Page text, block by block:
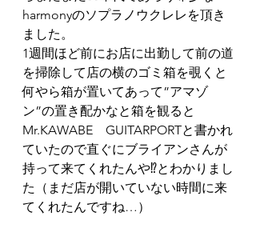
harmonyのソプラノウクレレを頂き
ました。
1週間ほど前にお店に出勤して前の道
を掃除して店の横のゴミ箱を覗くと
何やら箱が置いてあって”アマゾ
ン”の置き配かなと箱を観ると
Mr.KAWABE　GUITARPORTと書かれ
ていたので直ぐにブライアンさんが
持って来てくれたんや⁉とわかりまし
た（まだ店が開いていない時間に来
てくれたんですね…）